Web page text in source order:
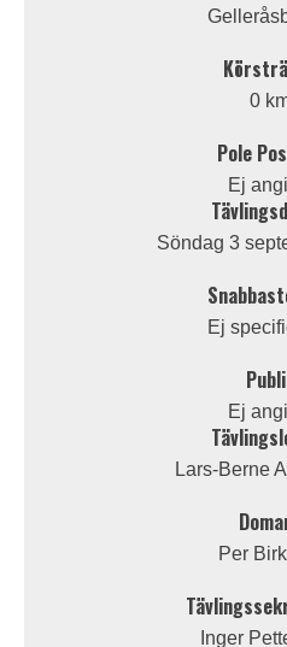
0
Pole
Ej
Söndag 3
Ej
Ej
Lars-Berne
Per
Inger